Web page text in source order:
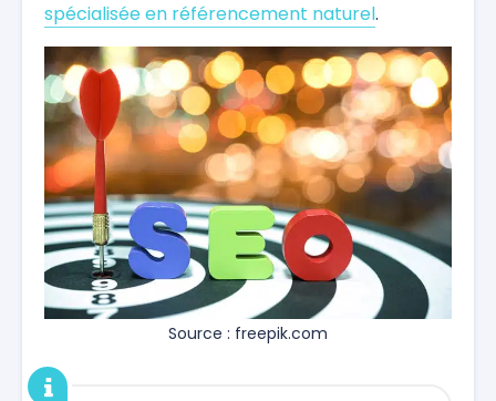
spécialisée en référencement naturel.
Source : freepik.com